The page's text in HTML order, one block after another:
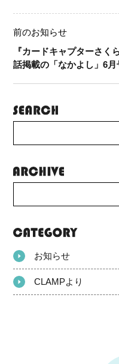
前のお知らせ
『カードキャプターさ
話掲載の「なかよし」6月
お知らせ
CLAMPより